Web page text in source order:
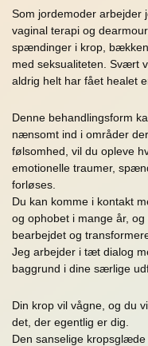
Som jordemoder arbejder
vaginal terapi og
spændinger i krop,
med seksualiteten. Svært
aldrig helt har fået healet
Denne behandlingsform
nænsomt ind i områder
følsomhed, vil du opleve
emotionelle traumer,
forløses.
Du kan komme i kontakt
og ophobet i mange år,
bearbejdet og
Jeg arbejder i tæt dialog
baggrund i dine særlige
Din krop vil vågne, og du
det, der egentlig er dig.
Den sanselige